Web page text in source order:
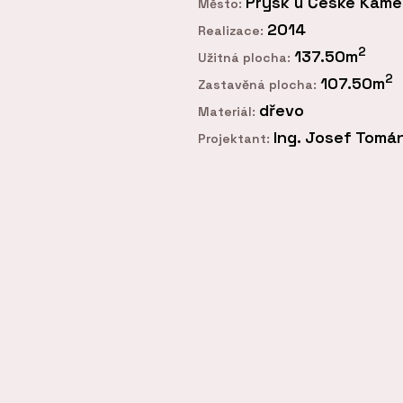
Město:
Realizace: 2014
Užitná plocha: 137.50m2
Zastavěná plocha: 107.50m2
Materiál: dřevo
Projektant: Ing. Josef